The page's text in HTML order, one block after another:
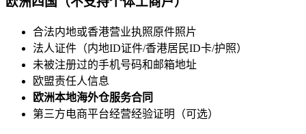
合法内地或香港营业执照原件照片
法人证件（内地ID证件/香港居民ID卡/护照）
未被注册过的手机号码和邮箱地址
欧盟责任人信息
欧洲本地海外仓服务合同
第三方电商平台经营经验证明（可选）